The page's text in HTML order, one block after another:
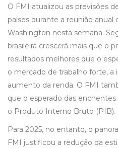
O FMI atualizou as previsões
países durante a reunião
Washington nesta semana.
brasileira crescerá mais que o
resultados melhores que o
o mercado de trabalho forte, a
aumento da renda. O FMI
que o esperado das
o Produto Interno Bruto (PIB).
Para 2025, no entanto, o
FMI justificou a redução da